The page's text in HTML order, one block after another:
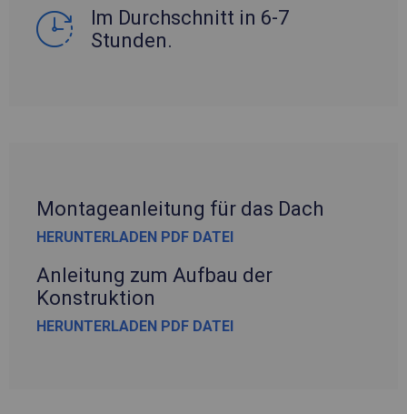
Im Durchschnitt in 6-7
Stunden.
Montageanleitung für das Dach
HERUNTERLADEN PDF DATEI
Anleitung zum Aufbau der
Konstruktion
HERUNTERLADEN PDF DATEI